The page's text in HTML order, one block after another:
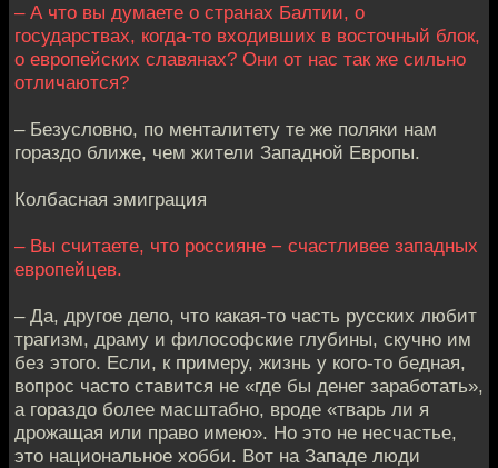
– А что вы думаете о странах Балтии, о
государствах, когда-то входивших в восточный блок,
о европейских славянах? Они от нас так же сильно
отличаются?
– Безусловно, по менталитету те же поляки нам
гораздо ближе, чем жители Западной Европы.
Колбасная эмиграция
– Вы считаете, что россияне − счастливее западных
европейцев.
– Да, другое дело, что какая-то часть русских любит
трагизм, драму и философские глубины, скучно им
без этого. Если, к примеру, жизнь у кого-то бедная,
вопрос часто ставится не «где бы денег заработать»,
а гораздо более масштабно, вроде «тварь ли я
дрожащая или право имею». Но это не несчастье,
это национальное хобби. Вот на Западе люди